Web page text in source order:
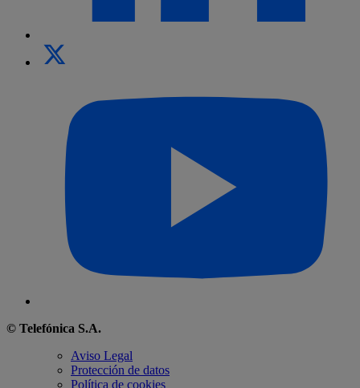
© Telefónica S.A.
Aviso Legal
Protección de datos
Política de cookies